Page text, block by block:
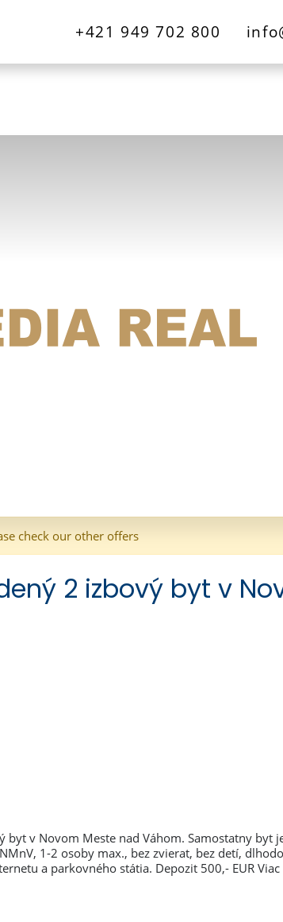
+421 949 702 800
check our other offers
2 izbový byt v
byt v Novom Meste nad Váhom. Samostatny byt
1-2 osoby max., bez zvierat, bez detí,
a parkovného státia. Depozit 500,- EUR